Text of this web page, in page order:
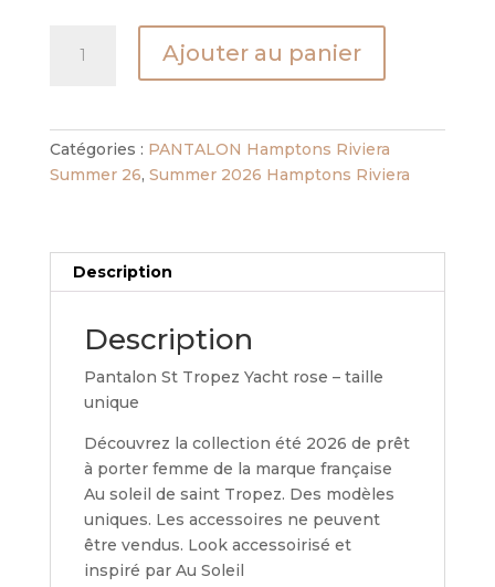
PANTALON
YACHT
Ajouter au panier
Catégories : PANTALON Hamptons Riviera
Summer 26, Summer 2026 Hamptons Riviera
Description
Description
Pantalon St Tropez Yacht rose – taille
unique
Découvrez la collection été 2026 de prêt
à porter femme de la marque française
Au soleil de saint Tropez. Des modèles
uniques. Les accessoires ne peuvent
être vendus. Look accessoirisé et
inspiré par Au Soleil